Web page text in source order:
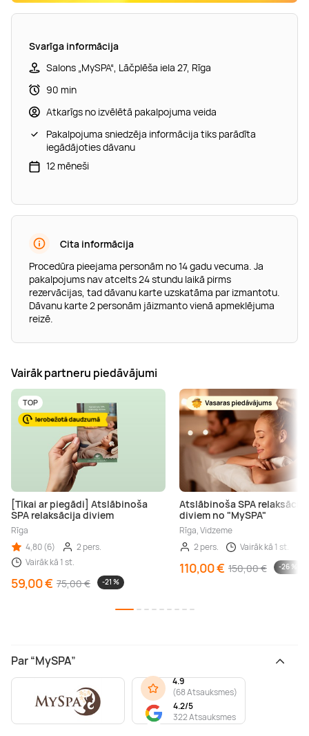
Svarīga informācija
Salons „MySPA“, Lāčplēša iela 27, Rīga
90 min
Atkarīgs no izvēlētā pakalpojuma veida
Pakalpojuma sniedzēja informācija tiks parādīta
iegādājoties dāvanu
12 mēneši
Cita informācija
Procedūra pieejama personām no 14 gadu vecuma. Ja
pakalpojums nav atcelts 24 stundu laikā pirms
rezervācijas, tad dāvanu karte uzskatāma par izmantotu.
Dāvanu karte 2 personām jāizmanto vienā apmeklējuma
reizē.
Vairāk partneru piedāvājumi
TOP
[Tikai ar piegādi] Atslābinoša
SPA relaksācija diviem
Rīga
4,80 (6)
2 pers.
Vairāk kā 1 st.
59,00 € 75,00 € -21 %
Atslābinoša SPA relaksācija
diviem no "MySPA"
Rīga, Vidzeme
2 pers.
Vairāk kā 1 st.
110,00 € 150,00 € -26 %
Par “MySPA”
4.9
(68 Atsauksmes)
4.2/5
322 Atsauksmes